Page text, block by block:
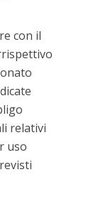
con il
relativi
uso